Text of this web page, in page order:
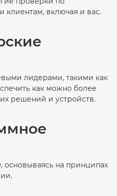
клиентам, включая и вас.
лидерами, такими как
как можно более
решений и устройств.
на принципах